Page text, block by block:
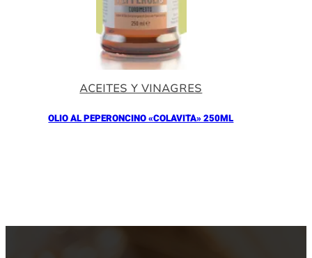
ACEITES Y VINAGRES
OLIO AL PEPERONCINO «COLAVITA» 250ML